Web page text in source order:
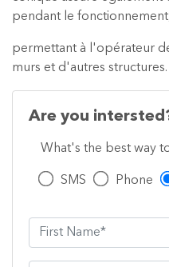
pendant le
permettant à l'opérateur
murs et d'autres structures.
Are you
What's the best way
SMS Phone